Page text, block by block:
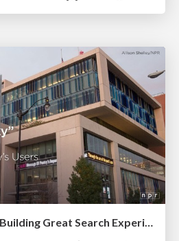
"I'm Feeling Lucky" - Building Great Search Experiences for Today's Users (#IAC19)